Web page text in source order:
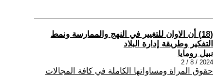
(18) أن الاوان للتغيير في النهج والممارسة ونمط
التفكير وطريقة إدارة البلاد
نبيل رومايا
2024 / 8 / 2
حقوق المراة ومساواتها الكاملة في كافة المجالات